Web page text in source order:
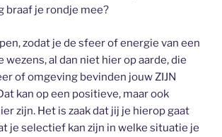
braaf je rondje mee?
zodat je de sfeer of energie van een
wezens, al dan niet hier op aarde, die
of omgeving bevinden jouw ZIJN
kan op een positieve, maar ook
zijn. Het is zaak dat jij je hierop gaat
je selectief kan zijn in welke situatie je